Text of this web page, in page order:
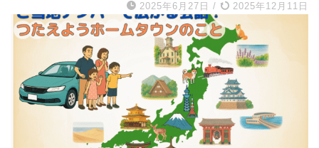
2025年6月27日 / 2025年12月11日